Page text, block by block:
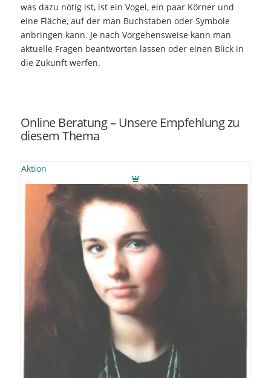
was dazu nötig ist, ist ein Vogel, ein paar Körner und
eine Fläche, auf der man Buchstaben oder Symbole
anbringen kann. Je nach Vorgehensweise kann man
aktuelle Fragen beantworten lassen oder einen Blick in
die Zukunft werfen.
Online Beratung – Unsere Empfehlung zu
diesem Thema
Aktion